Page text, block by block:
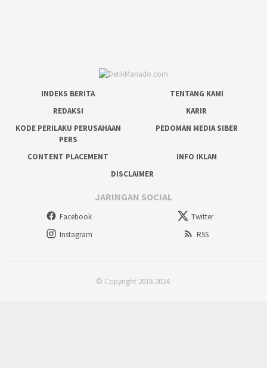
INDEKS BERITA
TENTANG KAMI
REDAKSI
KARIR
KODE PERILAKU PERUSAHAAN
PERS
PEDOMAN MEDIA SIBER
CONTENT PLACEMENT
INFO IKLAN
DISCLAIMER
JARINGAN SOCIAL
Facebook
Twitter
Instagram
RSS
© Copyright 2018-2024.